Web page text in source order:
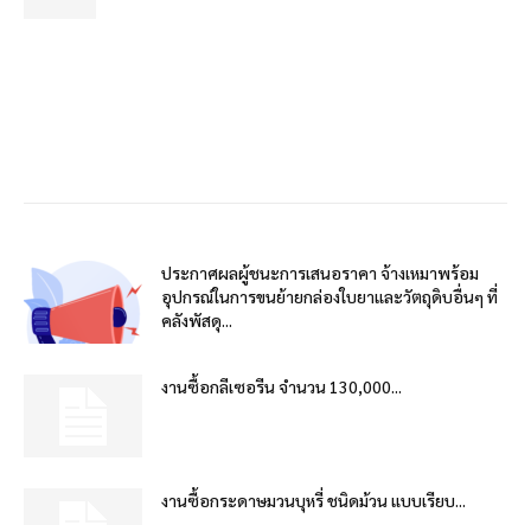
ประกาศผลผู้ชนะการเสนอราคา จ้างเหมาพร้อม
อุปกรณ์ในการขนย้ายกล่องใบยาและวัตถุดิบอื่นๆ ที่
คลังพัสดุ...
งานซื้อกลีเซอรีน จำนวน 130,000...
งานซื้อกระดาษมวนบุหรี่ ชนิดม้วน แบบเรียบ...